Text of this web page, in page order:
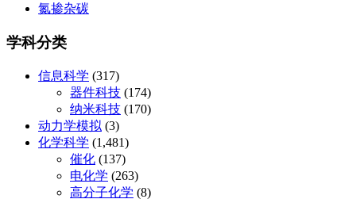
氮掺杂碳
学科分类
信息科学 (317)
器件科技 (174)
纳米科技 (170)
动力学模拟 (3)
化学科学 (1,481)
催化 (137)
电化学 (263)
高分子化学 (8)